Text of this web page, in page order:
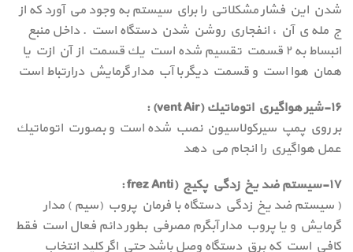
شدن اين فشار مشكلاتي را براي سيستم به وجود مي آورد كه از
ج مله ي آن ، انفجاري روشن شدن دستگاه است . داخل منبع
انبساط به ۲ قسمت تقسيم شده است يك قسمت از آن ازت يا
همان هوا است و قسمت ديگر با آب مدار گرمايش درارتباط است
۱۶-شير هواگيري اتوماتيك (vent Air) :
بر روي پمپ سيركولاسيون نصب شده است و بصورت اتوماتيك
عمل هواگيري را انجام مي دهد
۱۷-سيستم ضد يخ زدگي پكيج (frez Anti :
( سيستم ضد يخ زدگي دستگاه با فرمان پروب (سيم ) مدار
گرمايش و يا پروب مدار آبگرم مصرفي بطور دائم فعال است فقط
كافي است كه برق دستگاه وصل باشد حتي اگر كليد انتخاب